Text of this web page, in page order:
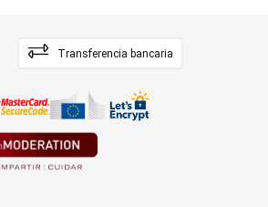
Transferencia bancaria